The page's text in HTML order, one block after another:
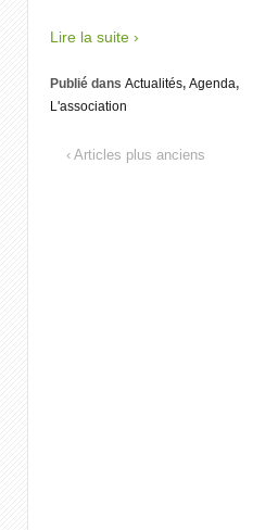
Lire la suite ›
Publié dans Actualités, Agenda,
L'association
‹ Articles plus anciens